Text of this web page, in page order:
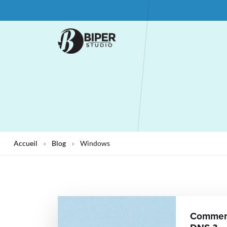
Accueil » Blog » Windows